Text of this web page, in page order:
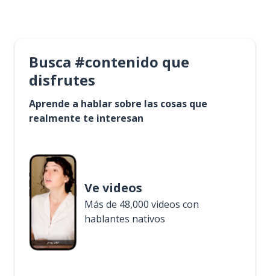
Busca #contenido que
disfrutes
Aprende a hablar sobre las cosas que
realmente te interesan
Ve videos
Más de 48,000 videos con
hablantes nativos